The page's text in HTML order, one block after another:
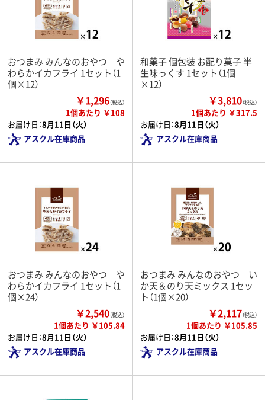
おつまみ みんなのおやつ や
わらかイカフライ 1セット（1
個×12）
￥1,296（税込）
1個あたり ￥108
お届け日：8月11日（火）
アスクル在庫商品
和菓子 個包装 お配り菓子 半
生味っくす 1セット（1個
×12）
￥3,810（税込）
1個あたり ￥317.5
お届け日：8月11日（火）
アスクル在庫商品
おつまみ みんなのおやつ や
わらかイカフライ 1セット（1
個×24）
￥2,540（税込）
1個あたり ￥105.84
お届け日：8月11日（火）
アスクル在庫商品
おつまみ みんなのおやつ い
か天＆のり天ミックス 1セッ
ト（1個×20）
￥2,117（税込）
1個あたり ￥105.85
お届け日：8月11日（火）
アスクル在庫商品